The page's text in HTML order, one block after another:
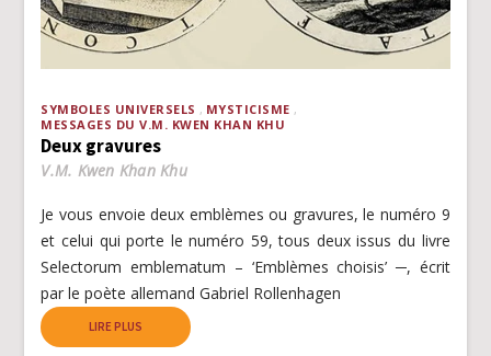
SYMBOLES UNIVERSELS
MYSTICISME
MESSAGES DU V.M. KWEN KHAN KHU
Deux gravures
V.M. Kwen Khan Khu
Je vous envoie deux emblèmes ou gravures, le numéro 9
et celui qui porte le numéro 59, tous deux issus du livre
Selectorum emblematum – ‘Emblèmes choisis’ ─, écrit
par le poète allemand Gabriel Rollenhagen
LIRE PLUS